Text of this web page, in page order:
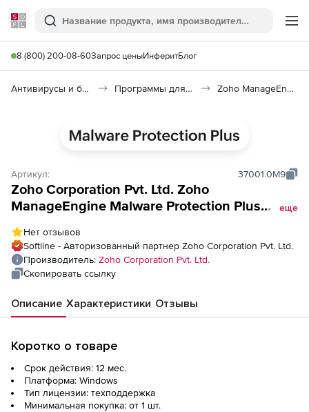
Softline
Поиск
8 (800) 200-08-60Запрос ценыИнферитБлог
Антивирусы и безопасность Программы для защиты информации Zoho ManageEngine Malware Protection Plus
Артикул: 37001.0M9
Zoho Corporation Pvt. Ltd. Zoho
ManageEngine Malware Protection Plus
для лицензии Perpetual Model), fee for
25000 Workstations
еще
Нет отзывов
Softline - Авторизованный партнер Zoho Corporation Pvt. Ltd.
Производитель: Zoho Corporation Pvt. Ltd.
Скопировать ссылку
Описание Характеристики Отзывы
Коротко о товаре
Срок действия: 12 мес.
Платформа: Windows
Тип лицензии: техподдержка
Минимальная покупка: от 1 шт.